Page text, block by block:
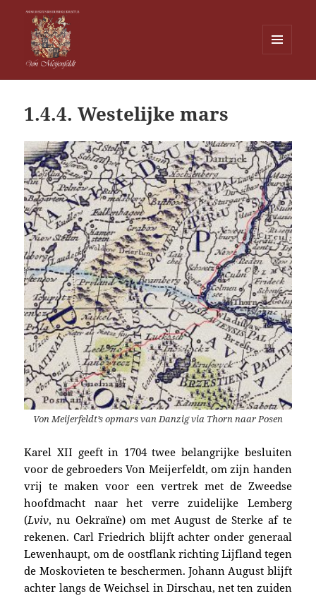
WIDGETS
1.4.4. Westelijke mars
Von Meijerfeldt’s opmars van Danzig via Thorn naar Posen
Karel XII geeft in 1704twee belangrijke besluiten
voor de gebroeders Von Meijerfeldt, om zijn handen
vrij te maken voor een vertrek met de Zweedse
hoofdmacht naar het verre zuidelijke Lemberg
(Lviv, nu Oekraïne) om met August de Sterke af te
rekenen.Carl Friedrich blijft achter onder generaal
Lewenhaupt, om de oostflank richting Lijfland tegen
de Moskovieten te beschermen. Johann August blijft
achter langs de Weichsel in Dirschau, net ten zuiden